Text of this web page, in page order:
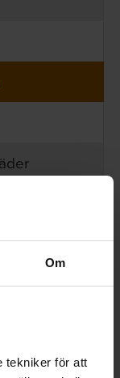
Om
tekniker för att